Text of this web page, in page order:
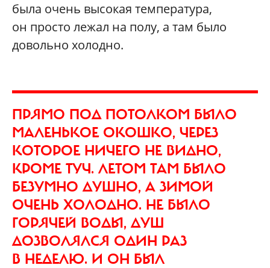
была очень высокая температура,
он просто лежал на полу, а там было
довольно холодно.
ПРЯМО ПОД ПОТОЛКОМ БЫЛО
МАЛЕНЬКОЕ ОКОШКО, ЧЕРЕЗ
КОТОРОЕ НИЧЕГО НЕ ВИДНО,
КРОМЕ ТУЧ. ЛЕТОМ ТАМ БЫЛО
БЕЗУМНО ДУШНО, А ЗИМОЙ
ОЧЕНЬ ХОЛОДНО. НЕ БЫЛО
ГОРЯЧЕЙ ВОДЫ, ДУШ
ДОЗВОЛЯЛСЯ ОДИН РАЗ
В НЕДЕЛЮ. И ОН БЫЛ